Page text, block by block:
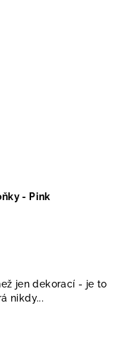
- Pink
jen dekorací - je to
nikdy...